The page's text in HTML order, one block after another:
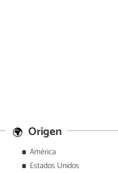
Origen
América
Estados Unidos